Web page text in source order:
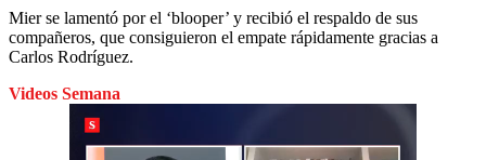
Mier se lamentó por el ‘blooper’ y recibió el respaldo de sus
compañeros, que consiguieron el empate rápidamente gracias a
Carlos Rodríguez.
Videos Semana